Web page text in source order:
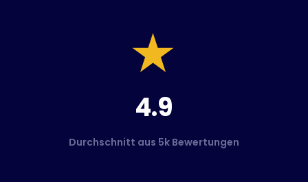
4.9
Durchschnitt aus 5k Bewertungen